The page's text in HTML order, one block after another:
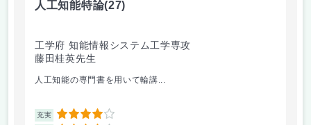
人工知能特論(27)
工学府 知能情報システム工学専攻
藤田桂英先生
人工知能の専門書を用いて輪講...
充実 4